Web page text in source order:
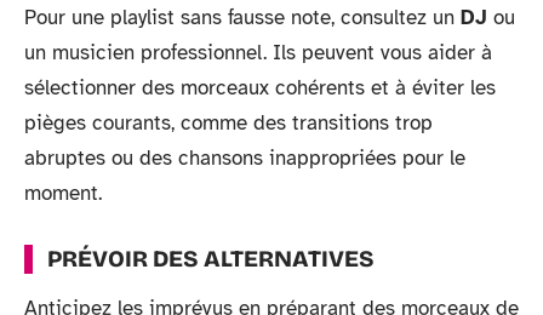
Pour une playlist sans fausse note, consultez un DJ ou
un musicien professionnel. Ils peuvent vous aider à
sélectionner des morceaux cohérents et à éviter les
pièges courants, comme des transitions trop
abruptes ou des chansons inappropriées pour le
moment.
PRÉVOIR DES ALTERNATIVES
Anticipez les imprévus en préparant des morceaux de